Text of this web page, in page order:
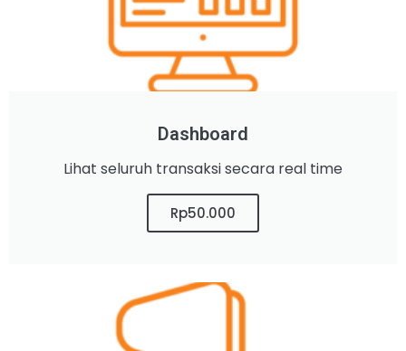
Dashboard
Lihat seluruh transaksi secara real time
Rp50.000